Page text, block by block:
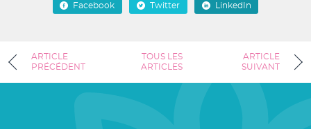
Facebook Twitter LinkedIn
ARTICLE
PRÉCÉDENT
TOUS LES
ARTICLES
ARTICLE
SUIVANT